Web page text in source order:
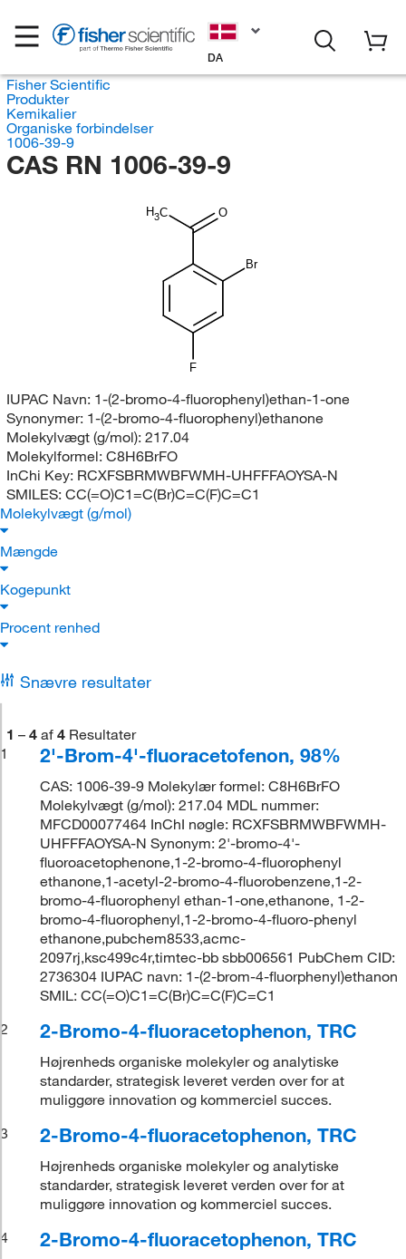
DA
Fisher Scientific
Produkter
Kemikalier
Organiske forbindelser
1006-39-9
CAS RN 1006-39-9
H3C O
F
Br
IUPAC Navn: 1-(2-bromo-4-fluorophenyl)ethan-1-one
Synonymer: 1-(2-bromo-4-fluorophenyl)ethanone
Molekylvægt (g/mol): 217.04
Molekylformel: C8H6BrFO
InChi Key: RCXFSBRMWBFWMH-UHFFFAOYSA-N
SMILES: CC(=O)C1=C(Br)C=C(F)C=C1
Molekylvægt (g/mol)
Mængde
Kogepunkt
Procent renhed
Snævre resultater
1 – 4 af 4 Resultater
1
2'-Brom-4'-fluoracetofenon, 98%
CAS: 1006-39-9 Molekylær formel: C8H6BrFO
Molekylvægt (g/mol): 217.04 MDL nummer:
MFCD00077464 InChI nøgle: RCXFSBRMWBFWMH-
UHFFFAOYSA-N Synonym: 2'-bromo-4'-
fluoroacetophenone,1-2-bromo-4-fluorophenyl
ethanone,1-acetyl-2-bromo-4-fluorobenzene,1-2-
bromo-4-fluorophenyl ethan-1-one,ethanone, 1-2-
bromo-4-fluorophenyl,1-2-bromo-4-fluoro-phenyl
ethanone,pubchem8533,acmc-
2097rj,ksc499c4r,timtec-bb sbb006561 PubChem CID:
2736304 IUPAC navn: 1-(2-brom-4-fluorphenyl)ethanon
SMIL: CC(=O)C1=C(Br)C=C(F)C=C1
2
2-Bromo-4-fluoracetophenon, TRC
Højrenheds organiske molekyler og analytiske
standarder, strategisk leveret verden over for at
muliggøre innovation og kommerciel succes.
3
2-Bromo-4-fluoracetophenon, TRC
Højrenheds organiske molekyler og analytiske
standarder, strategisk leveret verden over for at
muliggøre innovation og kommerciel succes.
4
2-Bromo-4-fluoracetophenon, TRC